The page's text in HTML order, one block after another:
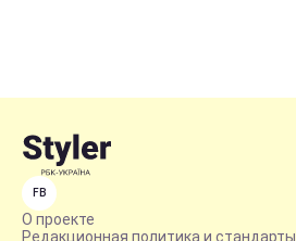
FB
О проекте
Редакционная политика и стандарты